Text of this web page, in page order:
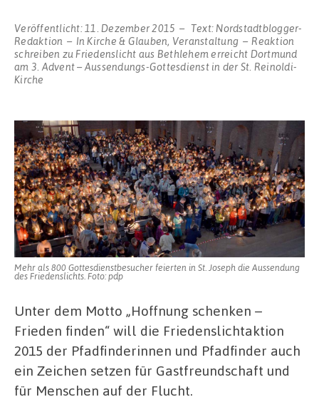
Veröffentlicht: 11. Dezember 2015 Text: Nordstadtblogger-
Redaktion
InKirche & Glauben, Veranstaltung
Reaktion
schreiben zu Friedenslicht aus Bethlehem erreicht Dortmund
am 3. Advent – Aussendungs-Gottesdienst in der St. Reinoldi-
Kirche
Mehr als 800 Gottesdienstbesucher feierten in St. Joseph die Aussendung
des Friedenslichts. Foto: pdp
Unter dem Motto „Hoffnung schenken –
Frieden finden“ will die Friedenslichtaktion
2015 der Pfadfinderinnen und Pfadfinder auch
ein Zeichen setzen für Gastfreundschaft und
für Menschen auf der Flucht.